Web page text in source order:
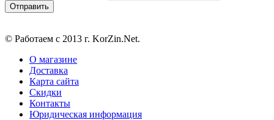
© Работаем с 2013 г. KorZin.Net.
О магазине
Доставка
Карта сайта
Скидки
Контакты
Юридическая информация